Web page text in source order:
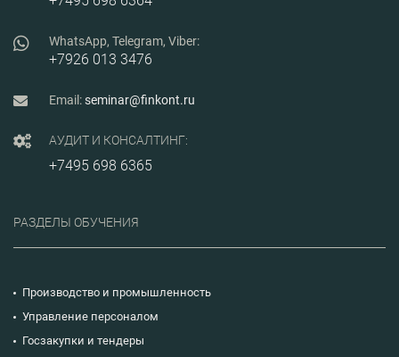
WhatsApp, Telegram, Viber:
+7926 013 3476
Email:seminar@finkont.ru
АУДИТ И КОНСАЛТИНГ:
+7495 698 6365
РАЗДЕЛЫ ОБУЧЕНИЯ
Производство и промышленность
Управление персоналом
Госзакупки и тендеры